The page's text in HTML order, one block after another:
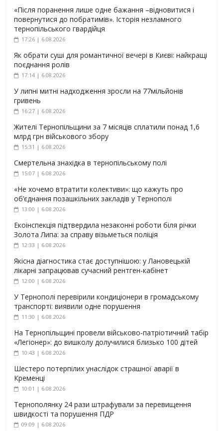
«Після поранення лише одне бажання –відновитися і
повернутися до побратимів». Історія незламного
тернопільського гвардійця
17:26 | 6.08.2026
Як обрати суші для романтичної вечері в Києві: найкращі
поєднання ролів
17:14 | 6.08.2026
У липні митні надходження зросли на 77мільйонів
гривень
16:27 | 6.08.2026
Жителі Тернопільщини за 7 місяців сплатили понад 1,6
млрд грн військового збору
15:31 | 6.08.2026
Смертельна знахідка в тернопільському полі
15:07 | 6.08.2026
«Не хочемо втратити колективи»: що кажуть про
об’єднання позашкільних закладів у Тернополі
13:00 | 6.08.2026
Екоінспекція підтвердила незаконні роботи біля річки
Золота Липа: за справу візьметься поліція
12:33 | 6.08.2026
Якісна діагностика стає доступнішою: у Лановецькій
лікарні запрацював сучасний рентген-кабінет
12:00 | 6.08.2026
У Тернополі перевірили кондиціонери в громадському
транспорті: виявили одне порушення
11:30 | 6.08.2026
На Тернопільщині провели військово-патріотичний табір
«Легіонер»: до вишколу долучилися близько 100 дітей
10:43 | 6.08.2026
Шестеро потерпілих унаслідок страшної аварії в
Кременці
10:01 | 6.08.2026
Тернополянку 24 рази штрафували за перевищення
швидкості та порушення ПДР
09:09 | 6.08.2026